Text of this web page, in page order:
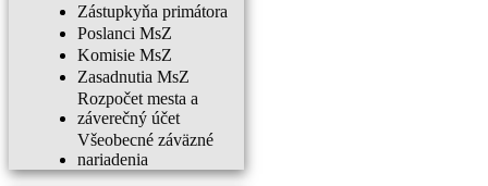
Zástupkyňa primátora
Poslanci MsZ
Komisie MsZ
Zasadnutia MsZ
Rozpočet mesta a
záverečný účet
Všeobecné záväzné
nariadenia